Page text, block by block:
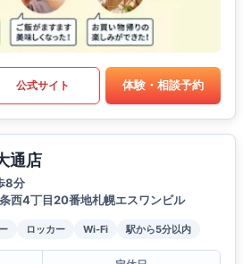
公式サイト 体験・相談予約
通店
8分
西4丁目20番地札幌エスワンビル
ロッカー Wi-Fi 駅から5分以内